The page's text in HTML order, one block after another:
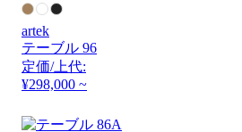
artek
テーブル 96
定価/上代:
¥298,000 ~